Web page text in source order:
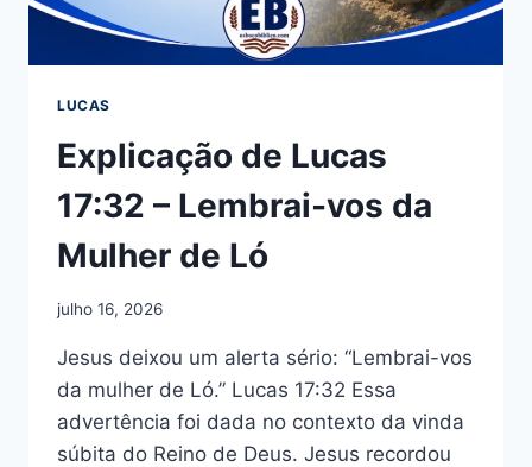
LUCAS
Explicação de Lucas
17:32 – Lembrai-vos da
Mulher de Ló
julho 16, 2026
Jesus deixou um alerta sério: “Lembrai-vos
da mulher de Ló.” Lucas 17:32 Essa
advertência foi dada no contexto da vinda
súbita do Reino de Deus. Jesus recordou